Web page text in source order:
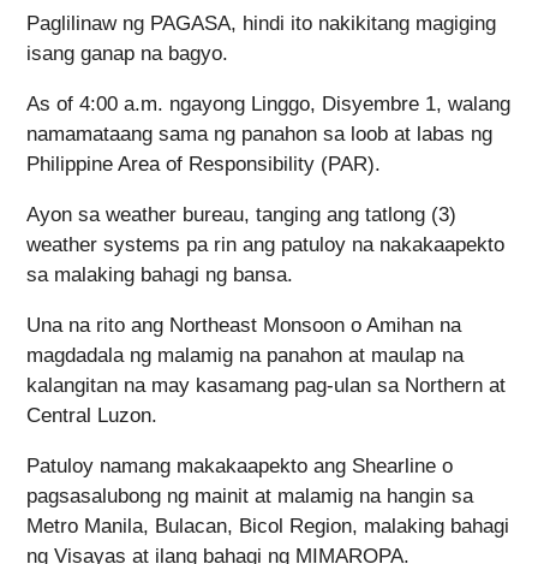
Paglilinaw ng PAGASA, hindi ito nakikitang magiging
isang ganap na bagyo.
As of 4:00 a.m. ngayong Linggo, Disyembre 1, walang
namamataang sama ng panahon sa loob at labas ng
Philippine Area of Responsibility (PAR).
Ayon sa weather bureau, tanging ang tatlong (3)
weather systems pa rin ang patuloy na nakakaapekto
sa malaking bahagi ng bansa.
Una na rito ang Northeast Monsoon o Amihan na
magdadala ng malamig na panahon at maulap na
kalangitan na may kasamang pag-ulan sa Northern at
Central Luzon.
Patuloy namang makakaapekto ang Shearline o
pagsasalubong ng mainit at malamig na hangin sa
Metro Manila, Bulacan, Bicol Region, malaking bahagi
ng Visayas at ilang bahagi ng MIMAROPA.